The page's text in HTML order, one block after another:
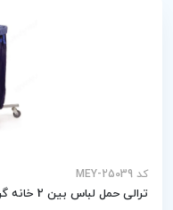
کد MEY-25039
ترالی حمل لباس بین 2 خانه گرد برزنتی